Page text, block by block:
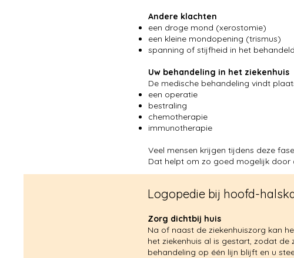
Andere klachten
een droge mond (xerostomie)
een kleine mondopening (trismus)
spanning of stijfheid in het
Uw behandeling in het ziekenhuis
De medische behandeling vindt
een operatie
bestraling
chemotherapie
immunotherapie​
Veel mensen krijgen tijdens deze
Dat helpt om zo goed mogelijk door
Logopedie bij hoofd-
Zorg dichtbij huis
Na of naast de ziekenhuiszorg kan
het ziekenhuis al is gestart, zodat
behandeling op één lijn blijft en u